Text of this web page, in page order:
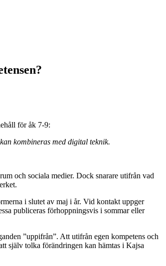
för åk 7-9:
kombineras med digital teknik.
och sociala medier. Dock snarare utifrån vad
i slutet av maj i år. Vid kontakt uppger
publiceras förhoppningsvis i sommar eller
”uppifrån”. Att utifrån egen kompetens och
själv tolka förändringen kan hämtas i Kajsa